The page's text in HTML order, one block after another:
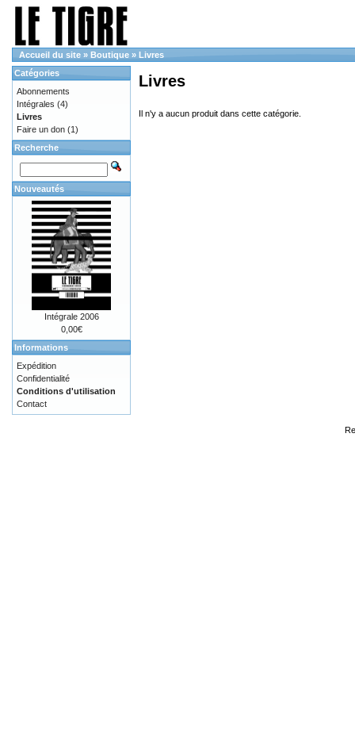
Accueil du site » Boutique » Livres
Livres
Il n'y a aucun produit dans cette catégorie.
Catégories
Abonnements
Intégrales (4)
Livres
Faire un don (1)
Recherche
Nouveautés
Intégrale 2006
0,00€
Informations
Expédition
Confidentialité
Conditions d'utilisation
Contact